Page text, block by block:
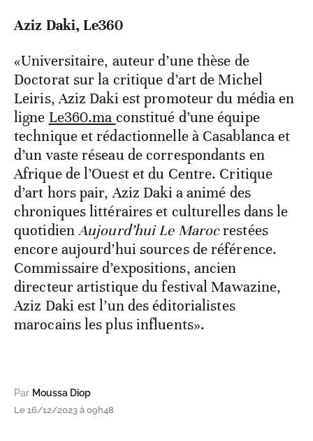
Aziz Daki, Le360
«Universitaire, auteur d’une thèse de
Doctorat sur la critique d’art de Michel
Leiris, Aziz Daki est promoteur du média en
ligne Le360.ma constitué d’une équipe
technique et rédactionnelle à Casablanca et
d’un vaste réseau de correspondants en
Afrique de l’Ouest et du Centre. Critique
d’art hors pair, Aziz Daki a animé des
chroniques littéraires et culturelles dans le
quotidienAujourd’hui Le Marocrestées
encore aujourd’hui sources de référence.
Commissaire d’expositions, ancien
directeur artistique du festival Mawazine,
Aziz Daki est l’un des éditorialistes
marocains les plus influents».
Par Moussa Diop
Le 16/12/2023 à 09h48